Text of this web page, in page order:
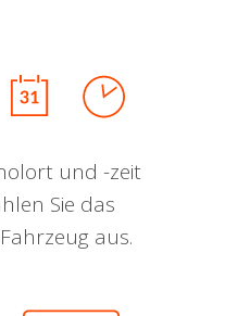
und -zeit
Sie das
aus.